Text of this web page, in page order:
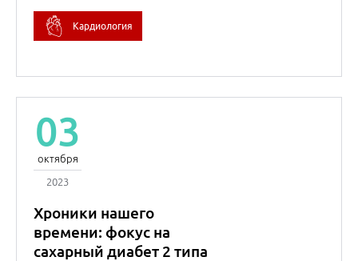
Кардиология
03
октября
2023
Хроники нашего
времени: фокус на
сахарный диабет 2 типа